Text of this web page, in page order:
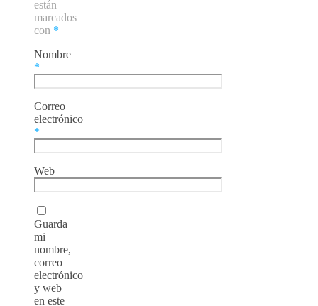
están
marcados
con *
Nombre
*
Correo
electrónico
*
Web
Guarda
mi
nombre,
correo
electrónico
y web
en este